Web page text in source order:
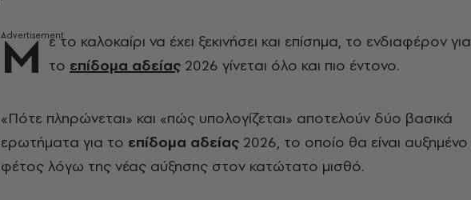
Μ ε το καλοκαίρι να έχει ξεκινήσει και επίσημα, το ενδιαφέρον για
το επίδομα αδείας 2026 γίνεται όλο και πιο έντονο.
«Πότε πληρώνεται» και «πώς υπολογίζεται» αποτελούν δύο βασικά
ερωτήματα για το επίδομα αδείας 2026, το οποίο θα είναι αυξημένο
φέτος λόγω της νέας αύξησης στον κατώτατο μισθό.